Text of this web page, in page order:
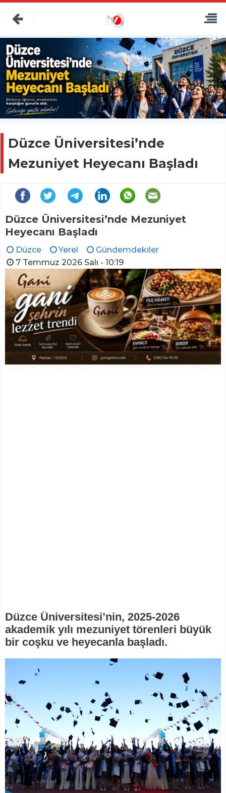
Düzce Üniversitesi’nde
Mezuniyet Heyecanı Başladı
Düzce Üniversitesi’nde Mezuniyet
Heyecanı Başladı
Düzce Yerel
Gündemdekiler
7 Temmuz 2026 Salı - 10:19
Düzce Üniversitesi’nin, 2025-2026
akademik yılı mezuniyet törenleri büyük
bir coşku ve heyecanla başladı.